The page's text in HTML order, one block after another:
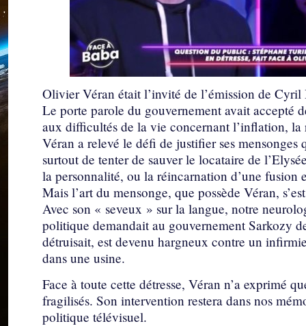
Olivier Véran était l’invité de l’émission de
Le porte parole du gouvernement avait accepté
aux difficultés de la vie concernant l’inflation,
Véran a relevé le défi de justifier ses
surtout de tenter de sauver le locataire de
la personnalité, ou la réincarnation d’une fusion
Mais l’art du mensonge, que possède Véran,
Avec son « seveux » sur la langue, notre
politique demandait au gouvernement Sarkozy
détruisait, est devenu hargneux contre un
dans une usine.
Face à toute cette détresse, Véran n’a exprimé
fragilisés. Son intervention restera dans nos
politique télévisuel.